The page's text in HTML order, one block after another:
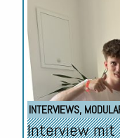
INTERVIEWS,
Interview mit